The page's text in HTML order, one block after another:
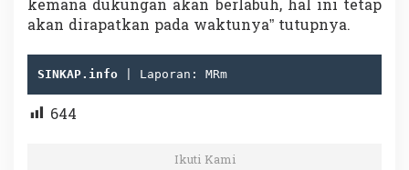
kemana dukungan akan berlabuh, hal ini tetap
akan dirapatkan pada waktunya” tutupnya.
SINKAP.info | Laporan: MRm
644
Ikuti Kami